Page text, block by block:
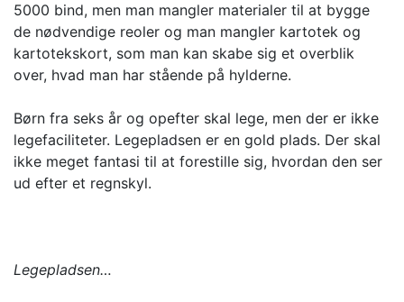
5000 bind, men man mangler materialer til at bygge
de nødvendige reoler og man mangler kartotek og
kartotekskort, som man kan skabe sig et overblik
over, hvad man har stående på hylderne.
Børn fra seks år og opefter skal lege, men der er ikke
legefaciliteter. Legepladsen er en gold plads. Der skal
ikke meget fantasi til at forestille sig, hvordan den ser
ud efter et regnskyl.
Legepladsen…